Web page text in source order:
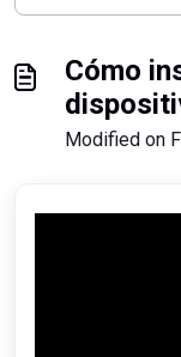
Cómo
Modified on